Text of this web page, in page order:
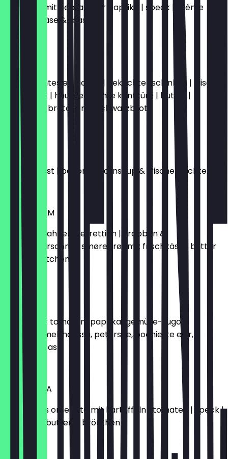
omelette mit gebratener paprika | speck | crème
fraîche | käse & toast
€15.50
AACHEN
ein gekochtes ei | gouda | gekochter schinken | frische
leberwurst | hausgemachte konfitüre | butter |
croissant | brötchen & schwarzbrot
€14.50
french toast | bacon | ahornsirup & frische früchte
€15.50
STOCKHOLM
lachs mit sahnemeerrettich | krabben &
preiselbeersahne | smørebrøt mit frischkäse | butter
& zwei brötchen
shakshuka: tomaten-paprika-gemüse-sugo,
kreuzkümmel, harissa, petersilie, pochierte eier,
Joghurt, toast
BARCELONA
spanisches omelette mit kartoffeln | tomaten | speck |
zwiebeln | butter & brötchen
€15.50